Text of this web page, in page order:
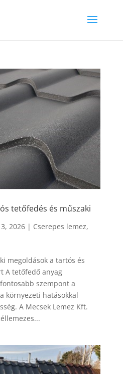
tetőfedés és műszaki
2026| Cserepes lemez,
megoldások a tartós és
A tetőfedő anyag
szempont a
környezeti hatásokkal
A Mecsek Lemez Kft.